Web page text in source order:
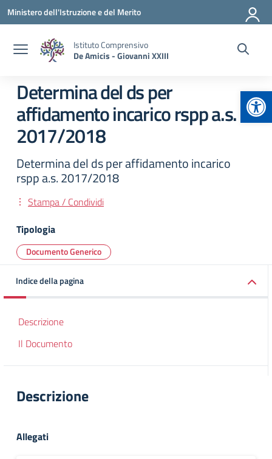
Vai ai contenuti
Vai al menu di navigazione
Vai al footer
Ministero dell'Istruzione e del Merito
Istituto Comprensivo
De Amicis - Giovanni XXIII
Determina del ds per
affidamento incarico rspp a.s.
2017/2018
Determina del ds per affidamento incarico
rspp a.s. 2017/2018
Stampa / Condividi
Tipologia
Documento Generico
Indice della pagina
Descrizione
Il Documento
Descrizione
Allegati